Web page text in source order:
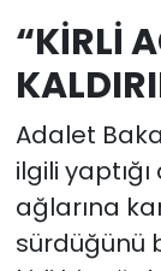
“KİRLİ
Adalet
ilgili
ağlarına
sürdüğünü